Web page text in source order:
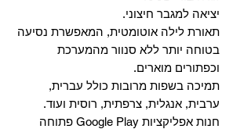
יציאה למגבר חיצוני.
תאורת לילה אוטומטית, המאפשרת נסיעה
בטוחה יותר ללא סנוור מהמערכת
וכפתורים מוארים.
תמיכה בשפות מרובות כולל עברית,
ערבית, אנגלית, צרפתית, רוסית ועוד.
‏חנות אפליקציות Google Play פתוחה